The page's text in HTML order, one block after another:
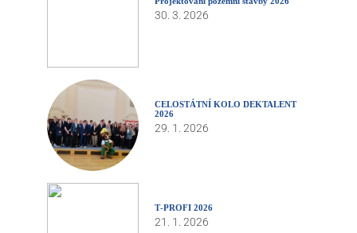
30. 3. 2026
CELOSTÁTNÍ KOLO DEKTALENT
2026
29. 1. 2026
T‑PROFI 2026
21. 1. 2026